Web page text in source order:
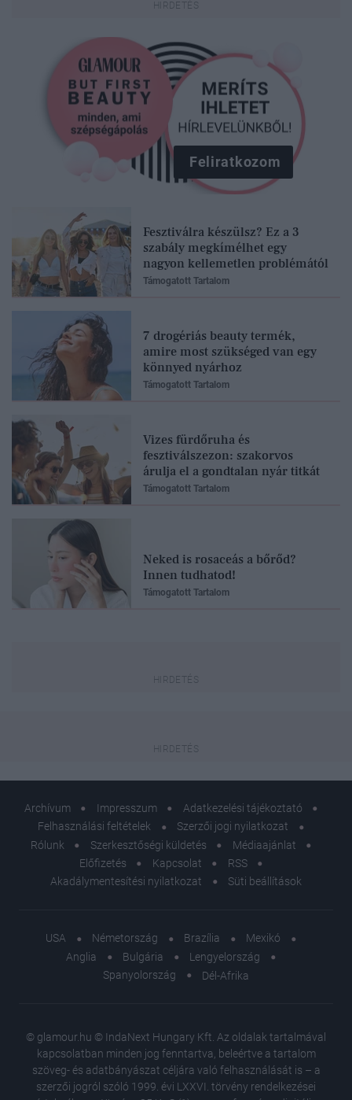
Feliratkozom
Fesztiválra készülsz? Ez a 3
szabály megkímélhet egy
nagyon kellemetlen problémától
Támogatott Tartalom
7 drogériás beauty termék,
amire most szükséged van egy
könnyed nyárhoz
Támogatott Tartalom
Vizes fürdőruha és
fesztiválszezon: szakorvos
árulja el a gondtalan nyár titkát
Támogatott Tartalom
Neked is rosaceás a bőrőd?
Innen tudhatod!
Támogatott Tartalom
Archívum Impresszum
Adatkezelési tájékoztató
Felhasználási feltételek
Szerzői jogi nyilatkozat
Rólunk
Szerkesztőségi küldetés
Médiaajánlat
Előfizetés
Kapcsolat
RSS
Akadálymentesítési nyilatkozat
Süti beállítások
USA Németország Brazília
Mexikó
Anglia
Bulgária
Lengyelország
Spanyolország
Dél-Afrika
© glamour.hu © IndaNext Hungary Kft. Az oldalak tartalmával
kapcsolatban minden jog fenntartva, beleértve a tartalom
szöveg- és adatbányászat céljára való felhasználását is – a
szerzői jogról szóló 1999. évi LXXVI. törvény rendelkezései